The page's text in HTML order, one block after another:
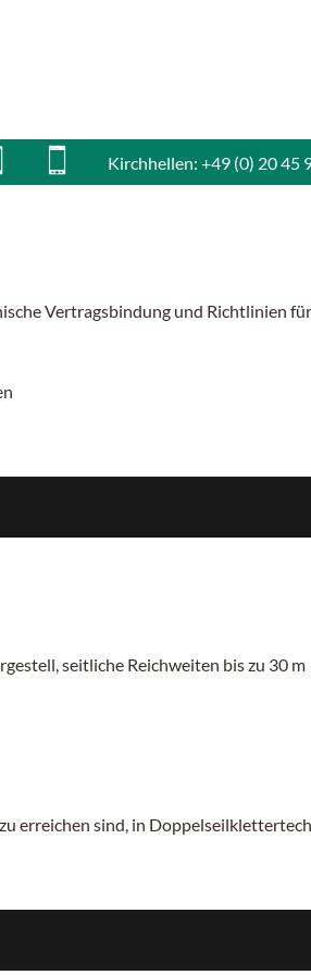
Kirchhellen: +49 (0) 20 45
Vertragsbindung und Richtlinien
seitliche Reichweiten bis zu 30 m
erreichen sind, in